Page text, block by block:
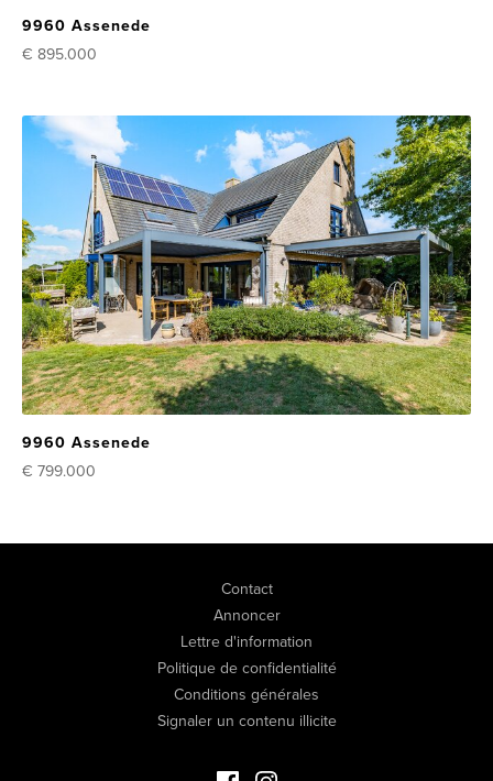
9960 Assenede
€ 895.000
9960 Assenede
€ 799.000
Contact
Annoncer
Lettre d'information
Politique de confidentialité
Conditions générales
Signaler un contenu illicite